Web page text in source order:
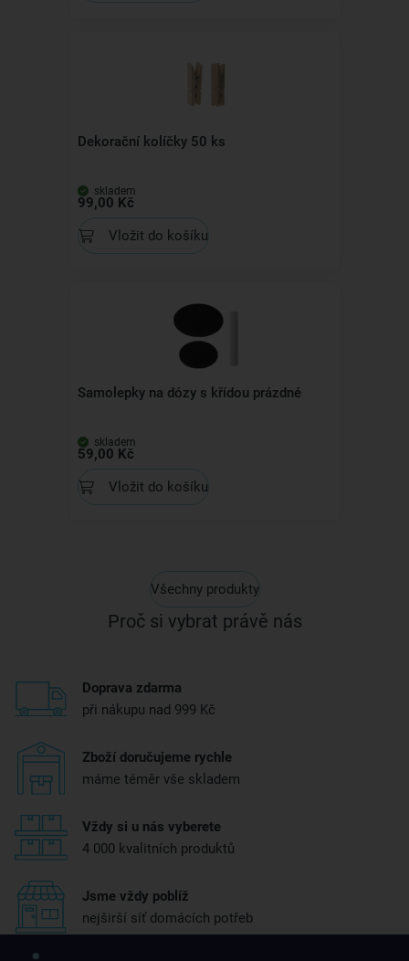
Dekorační kolíčky 50 ks
skladem
99,00 Kč
Vložit do košíku
Samolepky na dózy s křídou prázdné
skladem
59,00 Kč
Vložit do košíku
Všechny produkty
Proč si vybrat právě nás
Doprava zdarma
při nákupu nad 999 Kč
Zboží doručujeme rychle
máme téměr vše skladem
Vždy si u nás vyberete
4 000 kvalitních produktů
Jsme vždy poblíž
nejširší síť domácích potřeb
Získejte rady, recepty a tipy na slevy dřív než